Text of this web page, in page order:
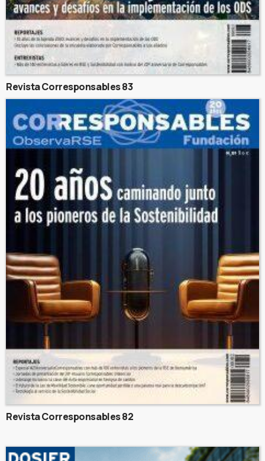
Revista Corresponsables 83
Revista Corresponsables 82